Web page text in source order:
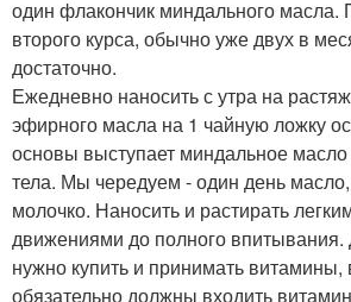
один флакончик миндального масла.
второго курса, обычно уже двух в
достаточно.
Ежедневно наносить с утра на
эфирного масла на 1 чайную ложку
основы выступает миндальное
тела. Мы чередуем - один день
молочко. Наносить и растирать
движениями до полного впитывания.
нужно купить и принимать витамины,
обязательно должны входить